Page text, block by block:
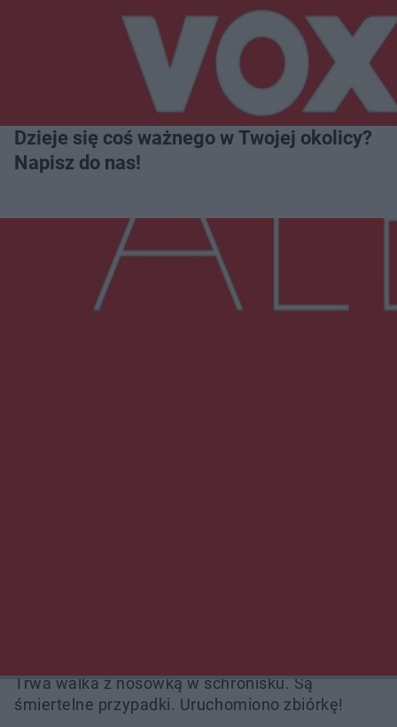
Dzieje się coś ważnego w Twojej okolicy?
Napisz do nas!
Więcej
Trwa walka z nosówką w schronisku. Są
śmiertelne przypadki. Uruchomiono zbiórkę!